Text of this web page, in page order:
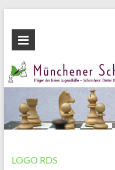
Inhalt
wechseln
Münchener
Schachstiftung
Fördern
Schach
LOGO RDS